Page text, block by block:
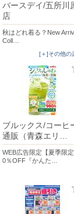
バースデイ/五所川
店
秋はどれ着る？New
Coll…
[＋]その他の
ブルックス/コーヒ
通販（青森エリ…
WEB広告限定【夏季限
0％OFF『かんた…